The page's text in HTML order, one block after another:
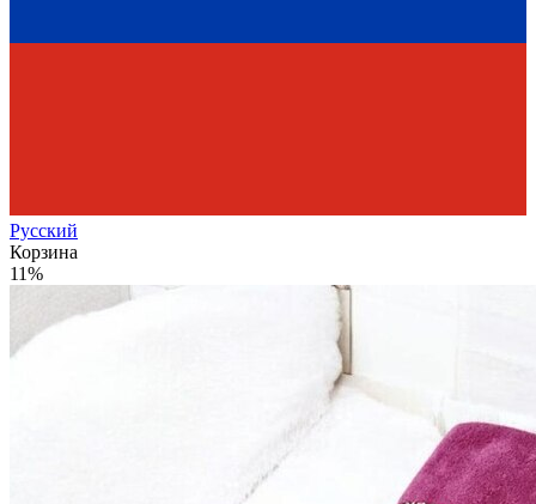
Русский
Корзина
11%